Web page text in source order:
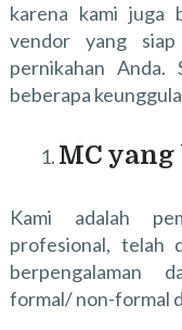
karena kami juga
vendor yang siap
pernikahan Anda.
beberapa
MC
Kami adalah
profesional, telah
berpengalaman
formal/ non-formal